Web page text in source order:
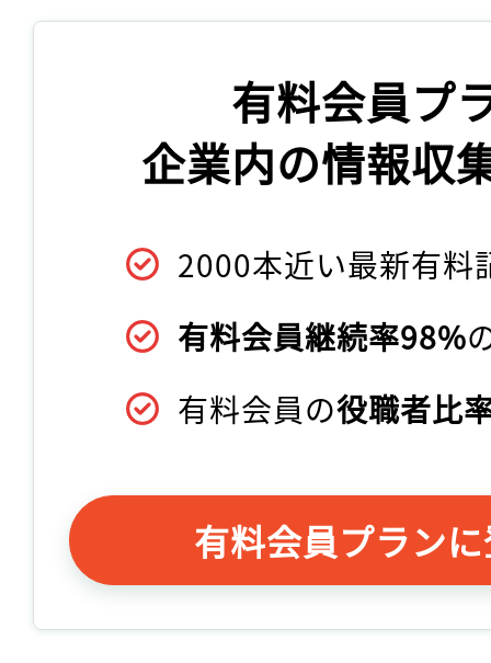
有料会員プ
企業内の情報収
2000本近い最新有料
有料会員継続率98%
有料会員の役職者比
有料会員プラン